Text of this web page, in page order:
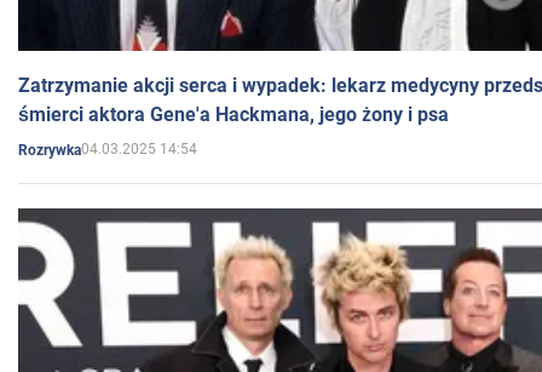
Zatrzymanie akcji serca i wypadek: lekarz medycyny
śmierci aktora Gene'a Hackmana, jego żony i psa
Rozrywka04.03.2025 14:54